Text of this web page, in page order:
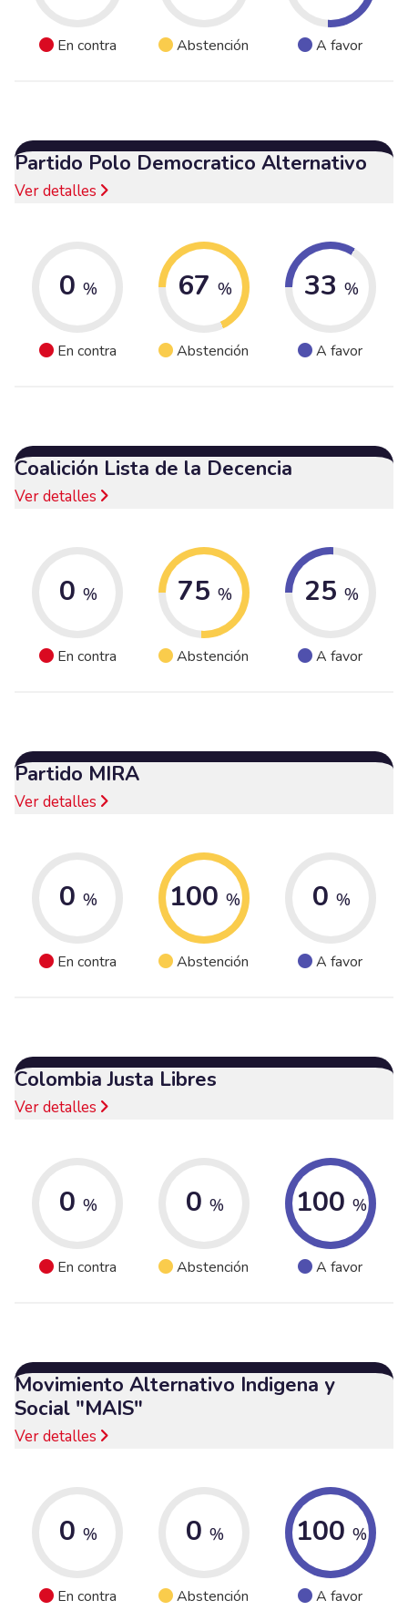
En contra Abstención A favor
Partido Polo Democratico Alternativo
Ver detalles
0 %
En contra
67 %
Abstención
33 %
A favor
Coalición Lista de la Decencia
Ver detalles
0 %
En contra
75 %
Abstención
25 %
A favor
Partido MIRA
Ver detalles
0 %
En contra
100 %
Abstención
0 %
A favor
Colombia Justa Libres
Ver detalles
0 %
En contra
0 %
Abstención
100 %
A favor
Movimiento Alternativo Indigena y
Social "MAIS"
Ver detalles
0 %
En contra
0 %
Abstención
100 %
A favor